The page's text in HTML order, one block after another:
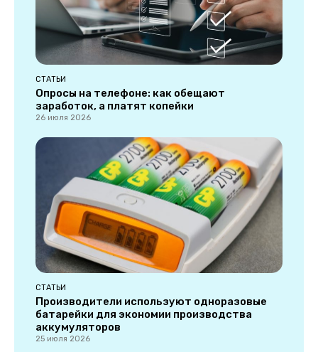
СТАТЬИ
Опросы на телефоне: как обещают
заработок, а платят копейки
26 июля 2026
СТАТЬИ
Производители используют одноразовые
батарейки для экономии производства
аккумуляторов
25 июля 2026